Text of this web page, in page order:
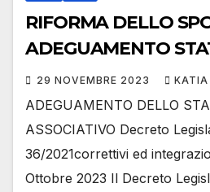
RIFORMA DELLO
ADEGUAMENTO
29 NOVEMBRE 2023 KATIA
ADEGUAMENTO DELLO
ASSOCIATIVO Decreto
36/2021correttivi ed
Ottobre 2023 Il Decreto